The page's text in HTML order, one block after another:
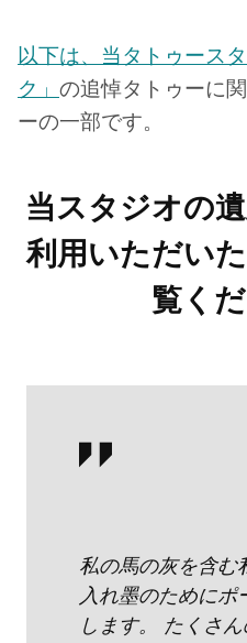
以下は、当タトゥース
ク」 の追悼タトゥーに
ーの一部です。
当スタジオの
利用いただい
覧くだ
私の馬の灰を含む
入れ墨のためにポ
します。 たくさ